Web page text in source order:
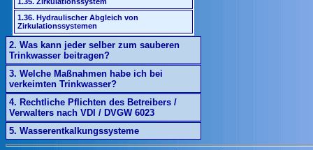
1.36. Hydraulischer Abgleich von
Zirkulationssystemen
2. Was kann jeder selber zum sauberen
Trinkwasser beitragen?
3. Welche Maßnahmen habe ich bei
verkeimten Trinkwasser?
4. Rechtliche Pflichten des Betreibers /
Verwalters nach VDI / DVGW 6023
5. Wasserentkalkungssysteme